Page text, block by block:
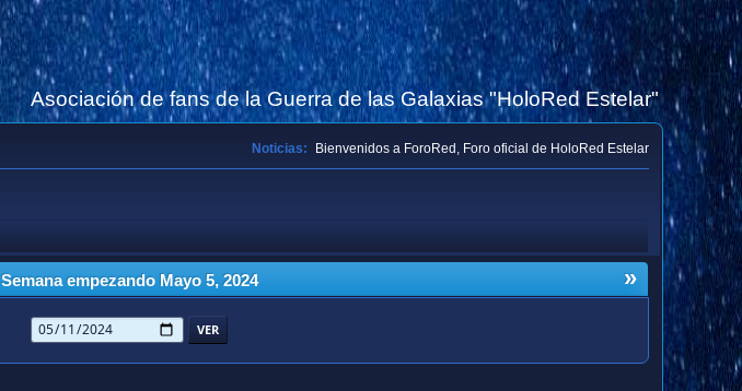
Asociación de fans de la Guerra de las Galaxias "HoloRed Estelar"
Noticias: Bienvenidos a ForoRed, Foro oficial de HoloRed Estelar
»
Semana empezando Mayo 5, 2024